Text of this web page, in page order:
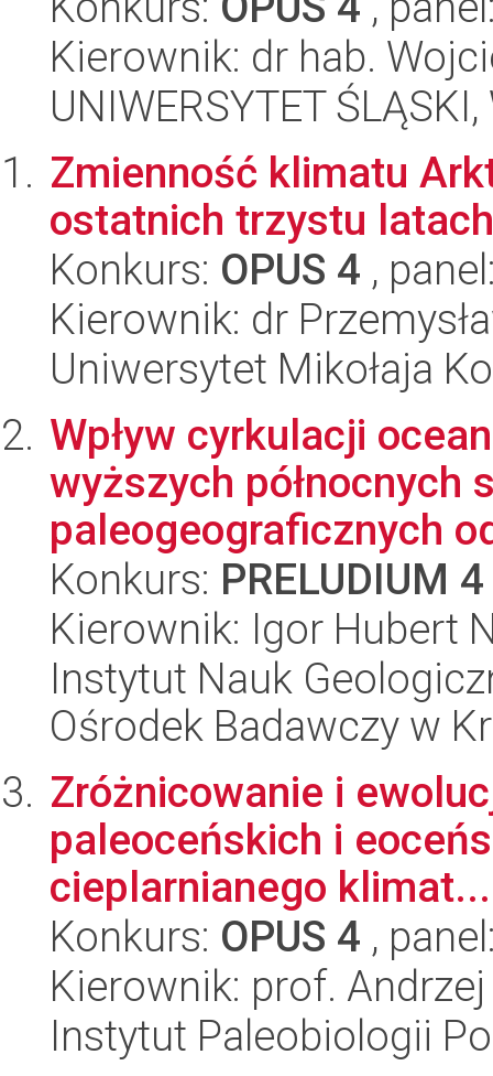
Kierownik: dr hab.
UNIWERSYTET
Zmienność klimatu
ostatnich trzystu latach
Konkurs: OPUS 4 ,
Kierownik: dr
Uniwersytet Mikołaja
Wpływ cyrkulacji
wyższych północnych
paleogeograficznych
Konkurs: PRELUDIUM 4
Kierownik: Igor Hubert
Instytut Nauk
Ośrodek Badawczy w
Zróżnicowanie i
paleoceńskich i
cieplarnianego klimat...
Konkurs: OPUS 4 ,
Kierownik: prof.
Instytut Paleobiologii